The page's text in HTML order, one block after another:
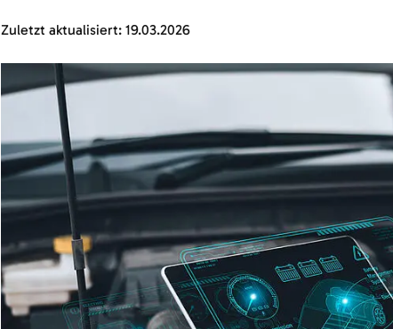
Zuletzt aktualisiert: 19.03.2026